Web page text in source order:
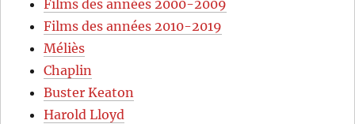
Films des années 2000-2009
Films des années 2010-2019
Méliès
Chaplin
Buster Keaton
Harold Lloyd